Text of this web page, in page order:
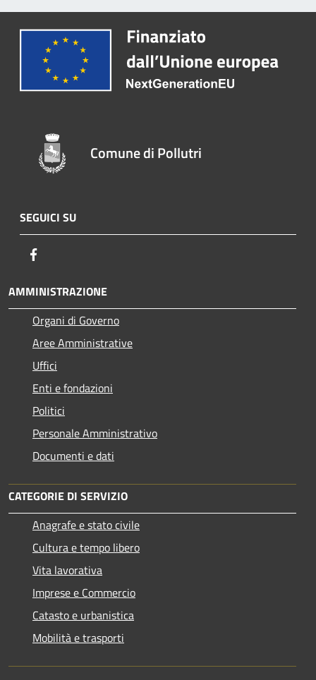
Comune di Pollutri
SEGUICI SU
AMMINISTRAZIONE
Organi di Governo
Aree Amministrative
Uffici
Enti e fondazioni
Politici
Personale Amministrativo
Documenti e dati
CATEGORIE DI SERVIZIO
Anagrafe e stato civile
Cultura e tempo libero
Vita lavorativa
Imprese e Commercio
Catasto e urbanistica
Mobilità e trasporti